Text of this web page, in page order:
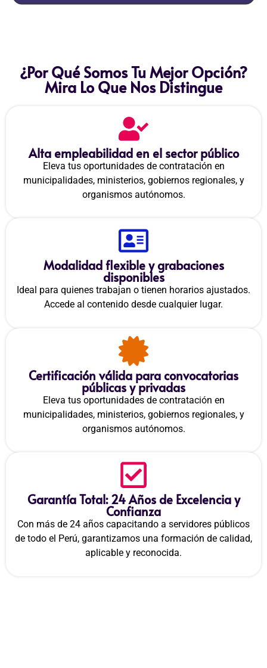
¿Por Qué Somos Tu Mejor Opción?
Mira Lo Que Nos Distingue
Alta empleabilidad en el sector público
Eleva tus oportunidades de contratación en
municipalidades, ministerios, gobiernos regionales, y
organismos autónomos.
Modalidad flexible y grabaciones
disponibles
Ideal para quienes trabajan o tienen horarios ajustados.
Accede al contenido desde cualquier lugar.
Certificación válida para convocatorias
públicas y privadas
Eleva tus oportunidades de contratación en
municipalidades, ministerios, gobiernos regionales, y
organismos autónomos.
Garantía Total: 24 Años de Excelencia y
Confianza
Con más de 24 años capacitando a servidores públicos
de todo el Perú, garantizamos una formación de calidad,
aplicable y reconocida.